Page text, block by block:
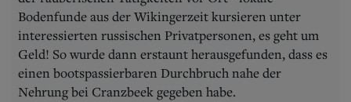
Bodenfunde aus der Wikingerzeit kursieren unter
interessierten russischen Privatpersonen, es geht um
Geld! So wurde dann erstaunt herausgefunden, dass es
einen bootspassierbaren Durchbruch nahe der
Nehrung bei Cranzbeek gegeben habe.